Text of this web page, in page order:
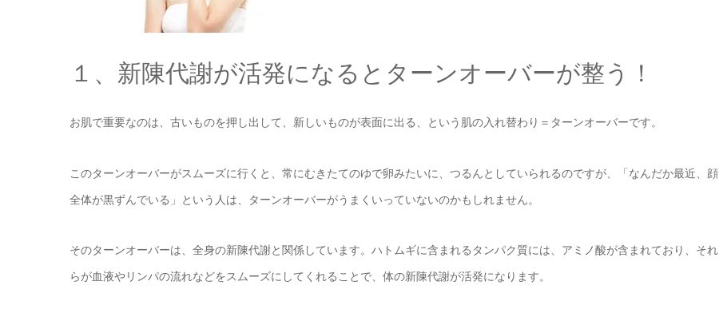
１、新陳代謝が活発になるとターンオーバーが整う！
お肌で重要なのは、古いものを押し出して、新しいものが表面に出る、という肌の入れ替わり＝ターンオーバーです。
このターンオーバーがスムーズに行くと、常にむきたてのゆで卵みたいに、つるんとしていられるのですが、「なんだか最近、顔
全体が黒ずんでいる」という人は、ターンオーバーがうまくいっていないのかもしれません。
そのターンオーバーは、全身の新陳代謝と関係しています。ハトムギに含まれるタンパク質には、アミノ酸が含まれており、それ
らが血液やリンパの流れなどをスムーズにしてくれることで、体の新陳代謝が活発になります。